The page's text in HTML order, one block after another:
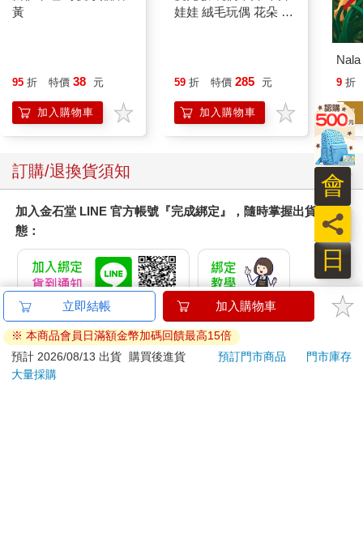
黃
95 折 特價 38 元
加入購物車
娃娃 絨毛玩偶 花朵 葉
易
59 折 特價 285 元
加入購物車
9 折
訂購/退換貨須知
加入金石堂 LINE 官方帳號『完成綁定』，隨時掌握出貨動
態：
提醒您！！
金石堂及銀行均不會請您操作ATM! 如接獲電話要求您前往
ATM提款機，請不要聽從指示，以免受騙上當！
立即結帳 加入購物車
※ 本商品會員日滿額金幣加碼回饋最高15倍
預計 2026/08/13 出貨
購買後進貨 預訂門市商品
門市庫存
大量採購
日
員
會